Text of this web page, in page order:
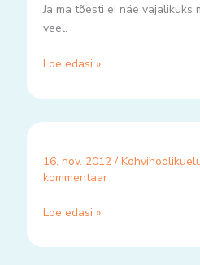
Ja ma tõesti ei näe vajalikuks
veel.
Loe edasi »
16. nov. 2012 /
kommentaar
Loe edasi »